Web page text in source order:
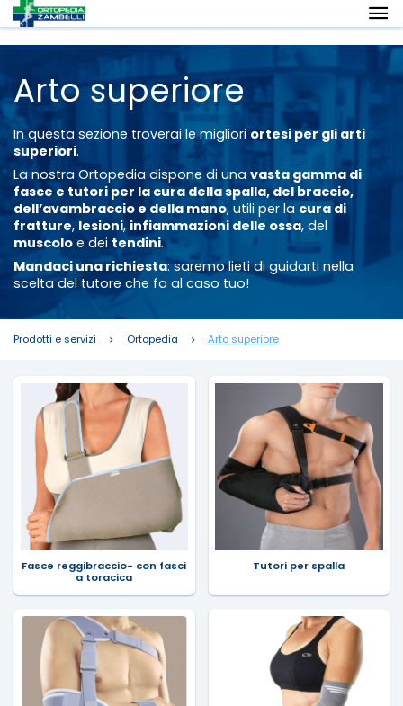
Arto superiore
In questa sezione troverai le miglioriortesi per gli arti
superiori.
La nostra Ortopedia dispone di una vasta gamma di
fasce e tutori per la cura della spalla, del braccio,
dell’avambraccio e della mano, utili per la cura di
fratture, lesioni, infiammazioni delle ossa, del
muscolo e dei tendini.
Mandaci una richiesta: saremo lieti di guidarti nella
scelta del tutore che fa al caso tuo!
Prodotti e servizi Ortopedia Arto superiore
Fasce reggibraccio- con fasci
a toracica
Tutori per spalla